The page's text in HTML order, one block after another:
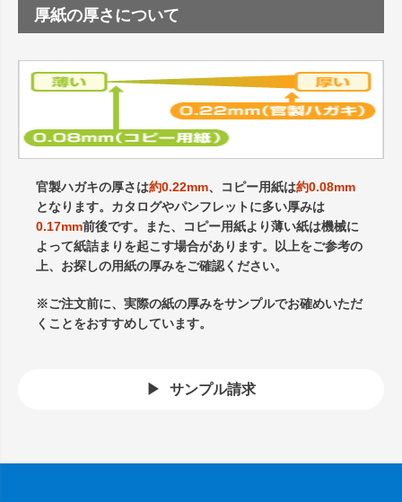
厚紙の厚さについて
官製ハガキの厚さは約0.22mm、コピー用紙は約0.08mm
となります。カタログやパンフレットに多い厚みは
0.17mm前後です。また、コピー用紙より薄い紙は機械に
よって紙詰まりを起こす場合があります。以上をご参考の
上、お探しの用紙の厚みをご確認ください。
※ご注文前に、実際の紙の厚みをサンプルでお確めいただ
くことをおすすめしています。
サンプル請求